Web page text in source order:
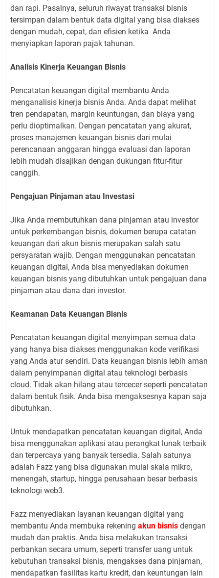
dan rapi. Pasalnya, seluruh riwayat transaksi bisnis
tersimpan dalam bentuk data digital yang bisa diakses
dengan mudah, cepat, dan efisien ketika Anda
menyiapkan laporan pajak tahunan.
Analisis Kinerja Keuangan Bisnis
Pencatatan keuangan digital membantu Anda
menganalisis kinerja bisnis Anda. Anda dapat melihat
tren pendapatan, margin keuntungan, dan biaya yang
perlu dioptimalkan. Dengan pencatatan yang akurat,
proses manajemen keuangan bisnis dari mulai
perencanaan anggaran hingga evaluasi dan laporan
lebih mudah disajikan dengan dukungan fitur-fitur
canggih.
Pengajuan Pinjaman atau Investasi
Jika Anda membutuhkan dana pinjaman atau investor
untuk perkembangan bisnis, dokumen berupa catatan
keuangan dari akun bisnis merupakan salah satu
persyaratan wajib. Dengan menggunakan pencatatan
keuangan digital, Anda bisa menyediakan dokumen
keuangan bisnis yang dibutuhkan untuk pengajuan dana
pinjaman atau dana dari investor.
Keamanan Data Keuangan Bisnis
Pencatatan keuangan digital menyimpan semua data
yang hanya bisa diakses menggunakan kode verifikasi
yang Anda atur sendiri. Data keuangan bisnis lebih aman
dalam penyimpanan digital atau teknologi berbasis
cloud. Tidak akan hilang atau tercecer seperti pencatatan
dalam bentuk fisik. Anda bisa mengaksesnya kapan saja
dibutuhkan.
Untuk mendapatkan pencatatan keuangan digital, Anda
bisa menggunakan aplikasi atau perangkat lunak terbaik
dan terpercaya yang banyak tersedia. Salah satunya
adalah Fazz yang bisa digunakan mulai skala mikro,
menengah, startup, hingga perusahaan besar berbasis
teknologi web3.
Fazz menyediakan layanan keuangan digital yang
membantu Anda membuka rekening akun bisnis dengan
mudah dan praktis. Anda bisa melakukan transaksi
perbankan secara umum, seperti transfer uang untuk
kebutuhan transaksi bisnis, mengakses dana pinjaman,
mendapatkan fasilitas kartu kredit, dan keuntungan lain